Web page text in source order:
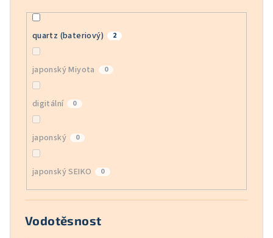
quartz (bateriový) 2
japonský Miyota 0
digitální 0
japonský 0
japonský SEIKO 0
Vodotěsnost